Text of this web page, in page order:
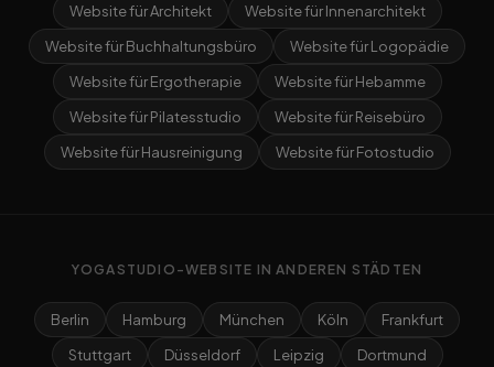
Website für Architekt
Website für Innenarchitekt
Website für Buchhaltungsbüro
Website für Logopädie
Website für Ergotherapie
Website für Hebamme
Website für Pilatesstudio
Website für Reisebüro
Website für Hausreinigung
Website für Fotostudio
YOGASTUDIO-WEBSITE IN ANDEREN STÄDTEN
Berlin Hamburg München Köln
Frankfurt
Stuttgart
Düsseldorf Leipzig
Dortmund